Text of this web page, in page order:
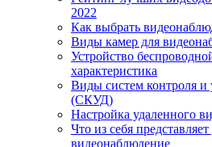
2022
Как выбрать
Виды камер для
Устройство
характеристика
Виды систем контроля и
(СКУД)
Настройка удаленного
Что из себя
видеонаблюдение